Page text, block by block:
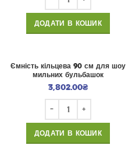
ДОДАТИ В КОШИК
Ємність кільцева 90 см для шоу
мильних бульбашок
3,802.00₴
ДОДАТИ В КОШИК